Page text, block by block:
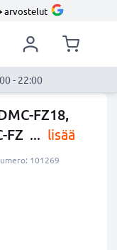
arvostelut
- 22:00
FZ18,
FZ ... lisää
101269